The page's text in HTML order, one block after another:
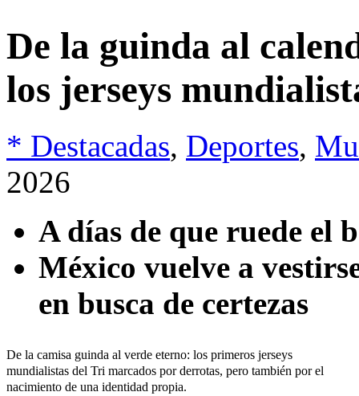
De la guinda al
los jerseys
* Destacadas, Deportes,
2026
A días de que ruede el
México vuelve a
en busca de certezas
De la camisa guinda al verde eterno: los primeros jerseys
mundialistas del Tri marcados por derrotas, pero también por el
nacimiento de una identidad propia.